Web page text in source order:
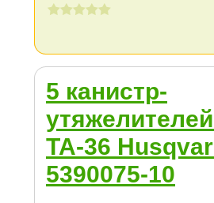
5 канистр-
ТА-36
5390075-10